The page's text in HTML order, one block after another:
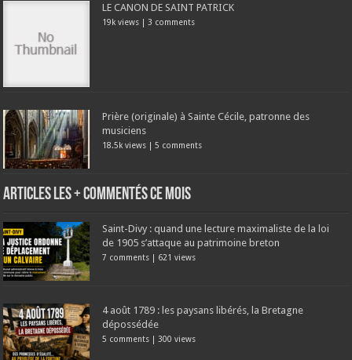
LE CANON DE SAINT PATRICK
19k views | 3 comments
Prière (originale) à Sainte Cécile, patronne des
musiciens
18.5k views |5 comments
Articles les + commentés ce mois
Saint-Divy : quand une lecture maximaliste de la loi
de 1905 s’attaque au patrimoine breton
7 comments | 621 views
4 août 1789 : les paysans libérés, la Bretagne
dépossédée
5 comments | 300 views